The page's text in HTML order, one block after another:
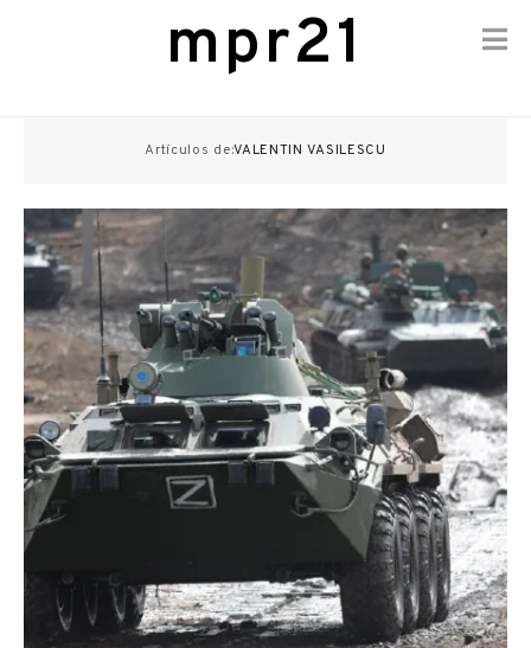
mpr21
Artículos de:VALENTIN VASILESCU